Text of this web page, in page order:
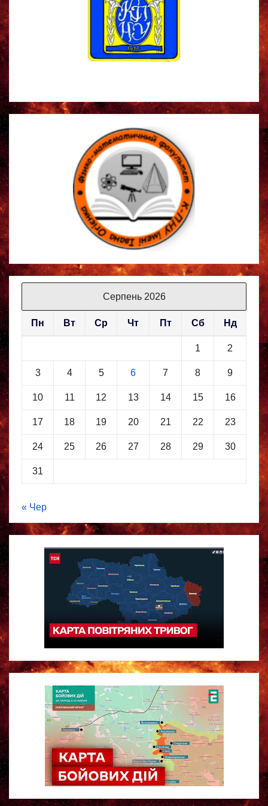
Серпень 2026
Пн Вт Ср Чт Пт Сб Нд
1 2
3 4 5 6 7 8 9
10 11 12 13 14 15 16
17 18 19 20 21 22 23
24 25 26 27 28 29 30
31
« Чер